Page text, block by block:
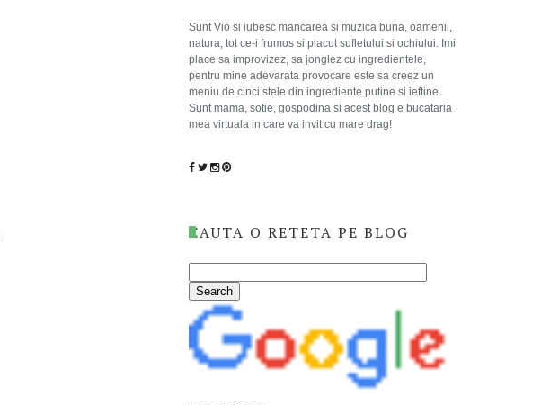
Sunt Vio si iubesc mancarea si muzica buna, oamenii,
natura, tot ce-i frumos si placut sufletului si ochiului. Imi
place sa improvizez, sa jonglez cu ingredientele,
pentru mine adevarata provocare este sa creez un
meniu de cinci stele din ingrediente putine si ieftine.
Sunt mama, sotie, gospodina si acest blog e bucataria
mea virtuala in care va invit cu mare drag!
CAUTA O RETETA PE BLOG